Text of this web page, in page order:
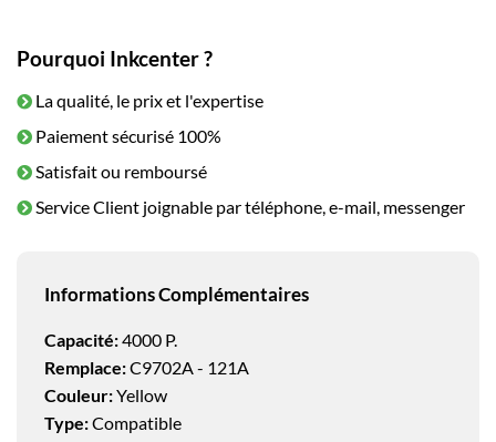
Pourquoi Inkcenter ?
La qualité, le prix et l'expertise
Paiement sécurisé 100%
Satisfait ou remboursé
Service Client joignable par téléphone, e-mail, messenger
Informations Complémentaires
Capacité:4000 P.
Remplace:C9702A - 121A
Couleur:Yellow
Type:Compatible